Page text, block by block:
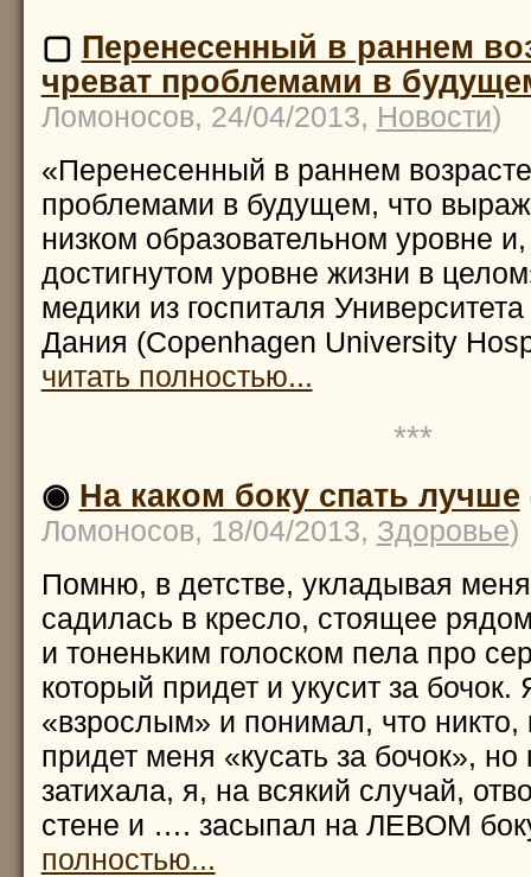
▢ Перенесенный в раннем
чреват проблемами в
Ломоносов, 24/04/2013, Новости)
«Перенесенный в раннем
проблемами в будущем, что
низком образовательном уровне
достигнутом уровне жизни в
медики из госпиталя Университета
Дания (Copenhagen University
читать полностью...
***
◉ На каком боку спать лучше
Ломоносов, 18/04/2013, Здоровье)
Помню, в детстве, укладывая
садилась в кресло, стоящее
и тоненьким голоском пела про
который придет и укусит за
«взрослым» и понимал, что никто,
придет меня «кусать за бочок», но
затихала, я, на всякий случай,
стене и …. засыпал на ЛЕВОМ
полностью...